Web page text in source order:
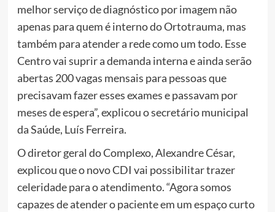
melhor serviço de diagnóstico por imagem não
apenas para quem é interno do Ortotrauma, mas
também para atender a rede como um todo. Esse
Centro vai suprir a demanda interna e ainda serão
abertas 200 vagas mensais para pessoas que
precisavam fazer esses exames e passavam por
meses de espera”, explicou o secretário municipal
da Saúde, Luís Ferreira.
O diretor geral do Complexo, Alexandre César,
explicou que o novo CDI vai possibilitar trazer
celeridade para o atendimento. “Agora somos
capazes de atender o paciente em um espaço curto